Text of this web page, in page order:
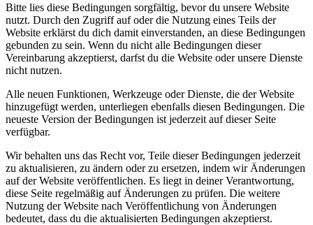
Bitte lies diese Bedingungen sorgfältig, bevor du unsere Website
nutzt. Durch den Zugriff auf oder die Nutzung eines Teils der
Website erklärst du dich damit einverstanden, an diese Bedingungen
gebunden zu sein. Wenn du nicht alle Bedingungen dieser
Vereinbarung akzeptierst, darfst du die Website oder unsere Dienste
nicht nutzen.
Alle neuen Funktionen, Werkzeuge oder Dienste, die der Website
hinzugefügt werden, unterliegen ebenfalls diesen Bedingungen. Die
neueste Version der Bedingungen ist jederzeit auf dieser Seite
verfügbar.
Wir behalten uns das Recht vor, Teile dieser Bedingungen jederzeit
zu aktualisieren, zu ändern oder zu ersetzen, indem wir Änderungen
auf der Website veröffentlichen. Es liegt in deiner Verantwortung,
diese Seite regelmäßig auf Änderungen zu prüfen. Die weitere
Nutzung der Website nach Veröffentlichung von Änderungen
bedeutet, dass du die aktualisierten Bedingungen akzeptierst.